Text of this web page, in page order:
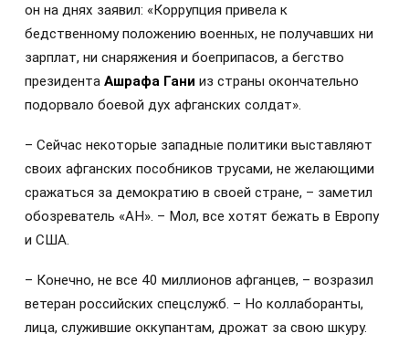
он на днях заявил: «Коррупция привела к
бедственному положению военных, не получавших ни
зарплат, ни снаряжения и боеприпасов, а бегство
президента Ашрафа Гани из страны окончательно
подорвало боевой дух афганских солдат».
– Сейчас некоторые западные политики выставляют
своих афганских пособников трусами, не желающими
сражаться за демократию в своей стране, – заметил
обозреватель «АН». – Мол, все хотят бежать в Европу
и США.
– Конечно, не все 40 миллионов афганцев, – возразил
ветеран российских спецслужб. – Но коллаборанты,
лица, служившие оккупантам, дрожат за свою шкуру.